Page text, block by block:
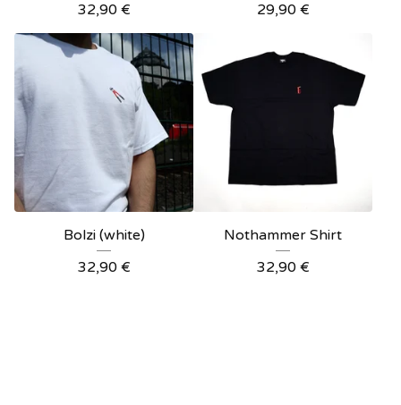
32,90 €
29,90 €
Bolzi (white)
32,90 €
Nothammer Shirt
32,90 €